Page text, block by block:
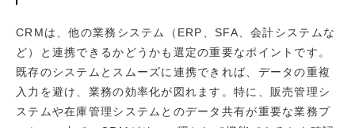
CRMは、他の業務システム（ERP、SFA、会計システムな
ど）と連携できるかどうかも選定の重要なポイントです。
既存のシステムとスムーズに連携できれば、データの重複
入力を避け、業務の効率化が図れます。特に、販売管理シ
ステムや在庫管理システムとのデータ共有が重要な業務プ